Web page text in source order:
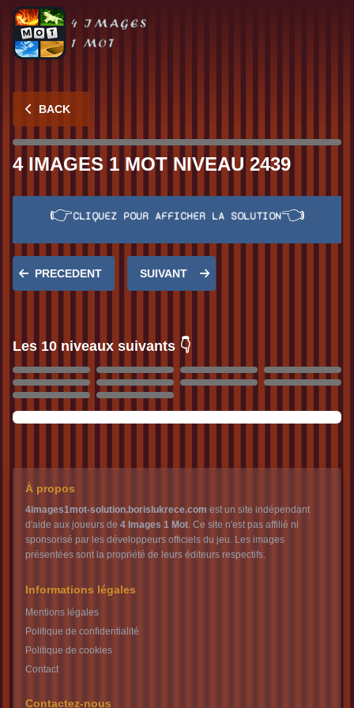
BACK
4 IMAGES 1 MOT NIVEAU 2439
Réponse:SOIE
👉CLIQUEZ POUR AFFICHER LA SOLUTION👈
PRECEDENT SUIVANT
Les 10 niveaux suivants 👇
2444
2445 2446
2447
2448
2449
À propos
4images1mot-solution.borislukrece.com est un site indépendant
d'aide aux joueurs de 4 Images 1 Mot. Ce site n'est pas affilié ni
sponsorisé par les développeurs officiels du jeu. Les images
présentées sont la propriété de leurs éditeurs respectifs.
Informations légales
Mentions légales
Politique de confidentialité
Politique de cookies
Contact
Contactez-nous